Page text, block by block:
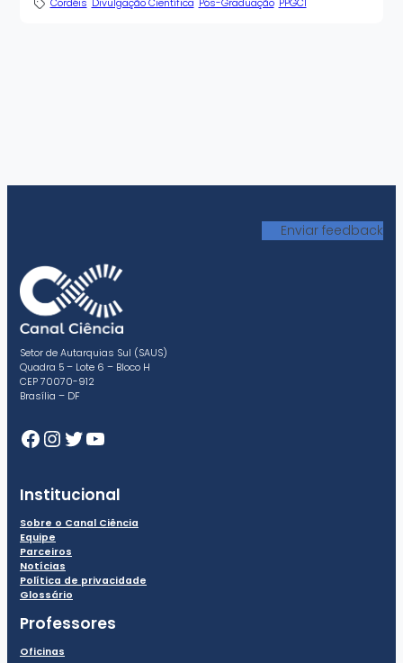
Cordéis Divulgação Científica Pós-Graduação PPGCI
Enviar feedback
Setor de Autarquias Sul (SAUS)
Quadra 5 – Lote 6 – Bloco H
CEP 70070-912
Brasília – DF
Facebook
Instagram
Twitter
Youtube
Institucional
Sobre o Canal Ciência
Equipe
Parceiros
Notícias
Política de privacidade
Glossário
Professores
Oficinas